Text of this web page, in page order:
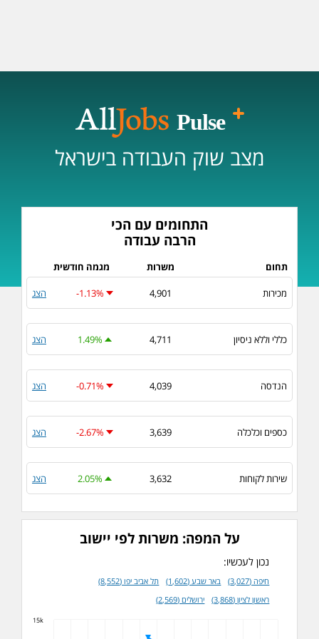
מצב שוק העבודה בישראל
על המפה: משרות לפי יישוב
נכון לעכשיו:
חיפה (3,027) באר שבע (1,602)
תל אביב יפו (8,552)
ראשון לציון (3,868)
ירושלים (2,569)
15k
התחומים עם הכי
הרבה עבודה
תחום משרות מגמה חודשית
מכירות 4,901
-1.13% הצג
כללי וללא ניסיון 4,711
1.49% הצג
הנדסה 4,039
-0.71% הצג
כספים וכלכלה 3,639
-2.67% הצג
שירות לקוחות 3,632
2.05% הצג